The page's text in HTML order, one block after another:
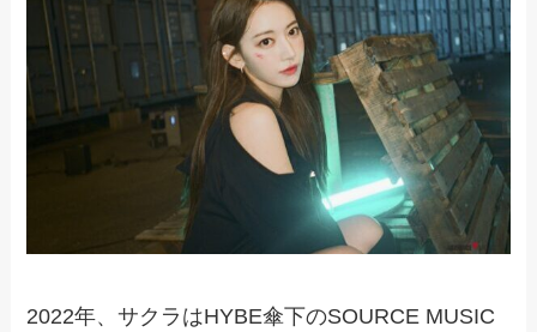
2022年、サクラはHYBE傘下のSOURCE MUSIC